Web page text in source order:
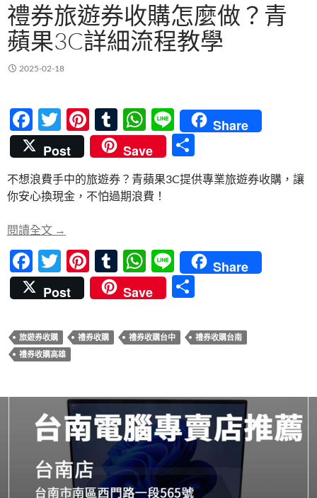
禮券旅遊券收購怎麼做？青
蘋果3C詳細流程教學
2025-02-18
F
ac
e
b
o
o
k
T
w
itt
er
Pi
nt
er
es
t
T
u
m
bl
r
W
h
at
s
A
p
Li
n
e
Share
Post
Save
享
不想浪費手中的旅遊券？青蘋果3C提供專業旅遊券收購，讓
你安心換現金，不怕過期浪費！
閱讀全文 禮券旅遊券收購怎麼做？青蘋果3C詳細流程教學
→
F
ac
e
b
o
k
T
w
itt
er
Pi
nt
er
es
t
T
u
m
bl
r
W
h
at
s
A
p
Li
n
e
Share
Post
Save
旅遊券收購 禮券收購 禮券收購台中
禮券收購台南
禮券收購高雄